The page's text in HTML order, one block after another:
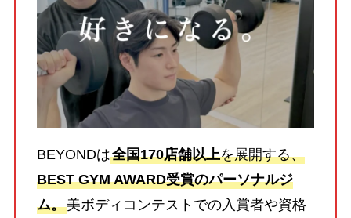
BEYONDは全国170店舗以上を展開する、
BEST GYM AWARD受賞のパーソナルジ
ム。美ボディコンテストでの入賞者や資格